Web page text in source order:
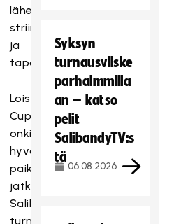
lähetystuloilla
striimaus-
ja
tapahtumakustannuksia.
Loisto
Cup
onkin
hyvä
paikka
jatkaa
SalibandyTV:n
turnaustoimintojen
Syksyn
turnausvilske
parhaimmilla
an – katso
pelit
SalibandyTV:s
tä
06.08.2026